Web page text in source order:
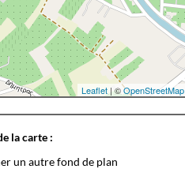
Leaflet| ©OpenStreetMap
la carte :
un autre fond de plan